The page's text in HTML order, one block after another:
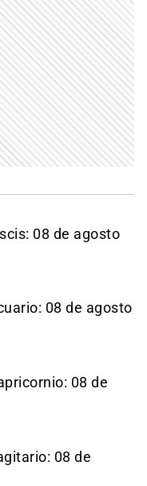
08 de agosto
08 de agosto
08 de
08 de